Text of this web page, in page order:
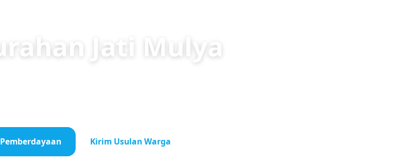
Jati Mulya
Kirim Usulan Warga